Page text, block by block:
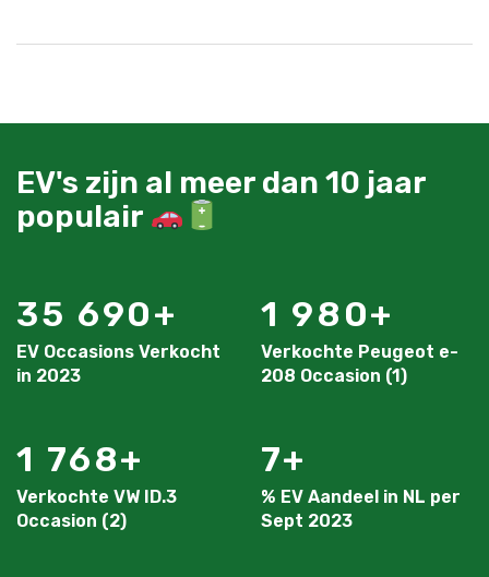
EV's zijn al meer dan 10 jaar
populair
35 690
EV Occasions Verkocht
in 2023
1 980
Verkochte Peugeot e-
208 Occasion (1)
1 768
Verkochte VW ID.3
Occasion (2)
7
% EV Aandeel in NL per
Sept 2023